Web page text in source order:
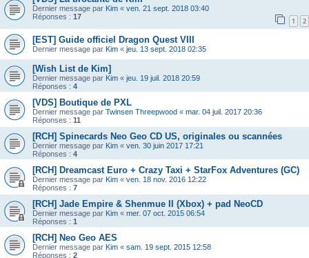
Dernier message par Kim « ven. 21 sept. 2018 03:40
Réponses : 17 1 2
[EST] Guide officiel Dragon Quest VIII
Dernier message par Kim « jeu. 13 sept. 2018 02:35
[Wish List de Kim]
Dernier message par Kim « jeu. 19 juil. 2018 20:59
Réponses : 4
[VDS] Boutique de PXL
Dernier message par Twinsen Threepwood « mar. 04 juil. 2017 20:36
Réponses : 11
[RCH] Spinecards Neo Geo CD US, originales ou scannées
Dernier message par Kim « ven. 30 juin 2017 17:21
Réponses : 4
[RCH] Dreamcast Euro + Crazy Taxi + StarFox Adventures (GC)
Dernier message par Kim « ven. 18 nov. 2016 12:22
Réponses : 7
[RCH] Jade Empire & Shenmue II (Xbox) + pad NeoCD
Dernier message par Kim « mer. 07 oct. 2015 06:54
Réponses : 1
[RCH] Neo Geo AES
Dernier message par Kim « sam. 19 sept. 2015 12:58
Réponses : 2